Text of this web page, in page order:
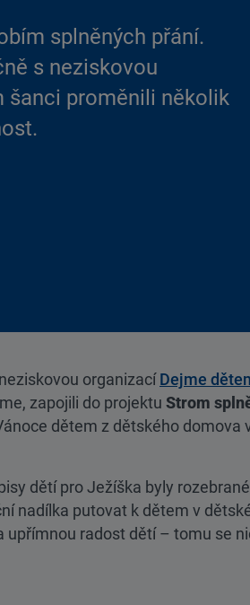
splněných přání.
s neziskovou
šanci proměnili několik
organizacíDejme
zapojili do projektu Strom
dětem z dětského domova
dětí pro Ježíška byly
nadílka putovat k dětem v
upřímnou radost dětí – tomu se